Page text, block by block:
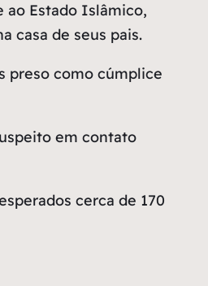
ao Estado Islâmico,
casa de seus pais.
preso como cúmplice
em contato
cerca de 170